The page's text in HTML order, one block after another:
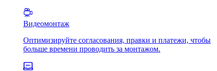
Видеомонтаж
Оптимизируйте согласования, правки и платежи, чтобы
больше времени проводить за монтажом.